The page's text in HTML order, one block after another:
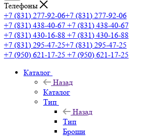
Телефоны
+7 (831) 277-92-06+7 (831) 277-92-06
+7 (831) 438-40-67 +7 (831) 438-40-67
+7 (831) 430-16-88 +7 (831) 430-16-88
+7 (831) 295-47-25+7 (831) 295-47-25
+7 (950) 621-17-25 +7 (950) 621-17-25
Каталог
Назад
Каталог
Тип
Назад
Тип
Броши